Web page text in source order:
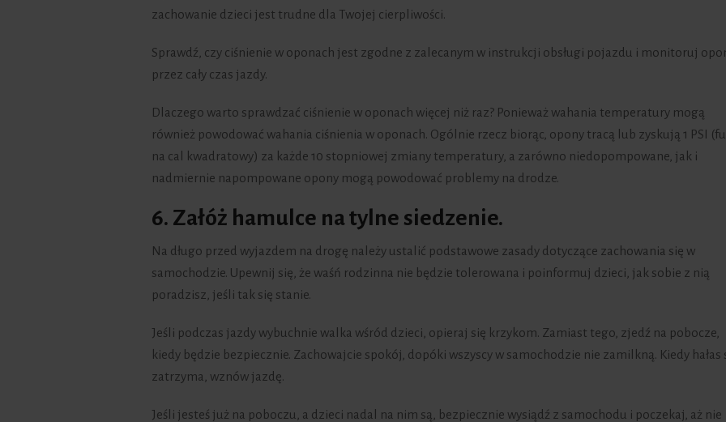
zachowanie dzieci jest trudne dla Twojej cierpliwości.
Sprawdź, czy ciśnienie w oponach jest zgodne z zalecanym w instrukcji obsługi pojazdu i monitoruj
przez cały czas jazdy.
Dlaczego warto sprawdzać ciśnienie w oponach więcej niż raz? Ponieważ wahania temperatury mogą
również powodować wahania ciśnienia w oponach. Ogólnie rzecz biorąc, opony tracą lub zyskują 1 PSI
na cal kwadratowy) za każde 10 stopniowej zmiany temperatury, a zarówno niedopompowane, jak i
nadmiernie napompowane opony mogą powodować problemy na drodze.
6. Załóż hamulce na tylne siedzenie.
Na długo przed wyjazdem na drogę należy ustalić podstawowe zasady dotyczące zachowania się w
samochodzie. Upewnij się, że waśń rodzinna nie będzie tolerowana i poinformuj dzieci, jak sobie z nią
poradzisz, jeśli tak się stanie.
Jeśli podczas jazdy wybuchnie walka wśród dzieci, opieraj się krzykom. Zamiast tego, zjedź na pobocze,
kiedy będzie bezpiecznie. Zachowajcie spokój, dopóki wszyscy w samochodzie nie zamilkną. Kiedy hałas
zatrzyma, wznów jazdę.
Jeśli jesteś już na poboczu, a dzieci nadal na nim są, bezpiecznie wysiądź z samochodu i poczekaj, aż nie